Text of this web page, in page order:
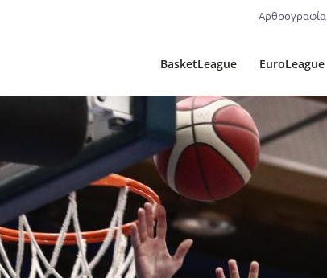
Αρθρογραφία
BasketLeague EuroLeague